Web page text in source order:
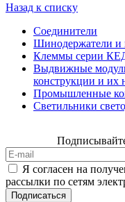
Назад к списку
Соединители
Шинодержатели и
Клеммы серии
Выдвижные
конструкции и их
Промышленные
Светильники
Я согласен на
рассылки по сетям